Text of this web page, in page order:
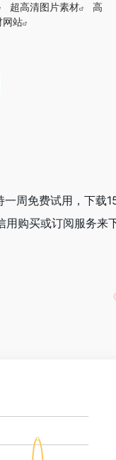
超高清图片素材
高
网站
周免费试用，下载
购买或订阅服务来